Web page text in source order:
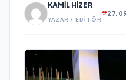
KAMIL HIZER
YAZAR / EDITÖR